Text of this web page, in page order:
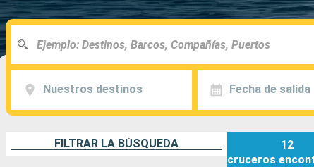
Nuestros destinos Fecha de salida
FILTRAR LA BÚSQUEDA
12
cruceros